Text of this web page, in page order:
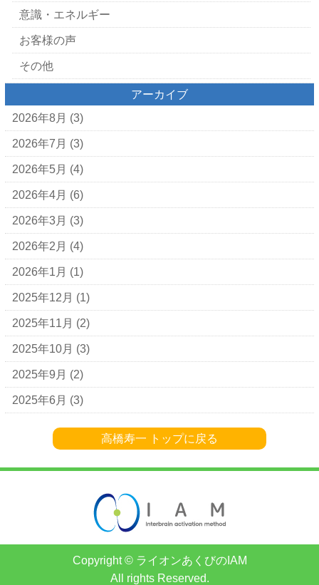
意識・エネルギー
お客様の声
その他
アーカイブ
2026年8月 (3)
2026年7月 (3)
2026年5月 (4)
2026年4月 (6)
2026年3月 (3)
2026年2月 (4)
2026年1月 (1)
2025年12月 (1)
2025年11月 (2)
2025年10月 (3)
2025年9月 (2)
2025年6月 (3)
高橋寿一 トップに戻る
Copyright © ライオンあくびのIAM
All rights Reserved.